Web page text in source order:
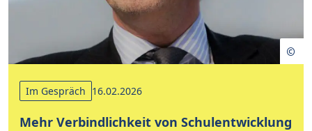
Im Gespräch 16.02.2026
Mehr Verbindlichkeit von Schulentwicklung